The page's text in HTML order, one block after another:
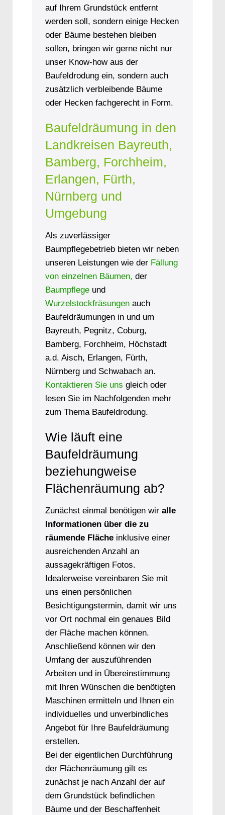
auf Ihrem Grundstück entfernt
werden soll, sondern einige Hecken
oder Bäume bestehen bleiben
sollen, bringen wir gerne nicht nur
unser Know-how aus der
Baufeldrodung ein, sondern auch
zusätzlich verbleibende Bäume
oder Hecken fachgerecht in Form.
Baufeldräumung in den
Landkreisen Bayreuth,
Bamberg, Forchheim,
Erlangen, Fürth,
Nürnberg und
Umgebung
Als zuverlässiger
Baumpflegebetrieb bieten wir neben
unseren Leistungen wie der Fällung
von einzelnen Bäumen, der
Baumpflegeund
Wurzelstockfräsungenauch
Baufeldräumungen in und um
Bayreuth, Pegnitz, Coburg,
Bamberg, Forchheim, Höchstadt
a.d. Aisch, Erlangen, Fürth,
Nürnberg und Schwabach an.
Kontaktieren Sie uns gleich oder
lesen Sie im Nachfolgenden mehr
zum Thema Baufeldrodung.
Wie läuft eine
Baufeldräumung
beziehungweise
Flächenräumung ab?
Zunächst einmal benötigen wir alle
Informationen über die zu
räumende Flächeinklusive einer
ausreichenden Anzahl an
aussagekräftigen Fotos.
Idealerweise vereinbaren Sie mit
uns einen persönlichen
Besichtigungstermin, damit wir uns
vor Ort nochmal ein genaues Bild
der Fläche machen können.
Anschließend können wir den
Umfang der auszuführenden
Arbeiten und in Übereinstimmung
mit Ihren Wünschen die benötigten
Maschinen ermitteln und Ihnen ein
individuelles und unverbindliches
Angebot für Ihre Baufeldräumung
erstellen.
Bei der eigentlichen Durchführung
der Flächenräumung gilt es
zunächst je nach Anzahl der auf
dem Grundstück befindlichen
Bäume und der Beschaffenheit